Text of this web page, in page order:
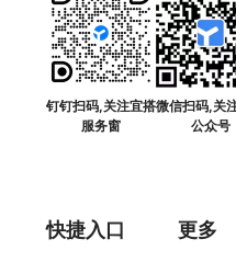
钉钉扫码,关注宜搭
服务窗
微信扫码,关
公众号
快捷入口 更多